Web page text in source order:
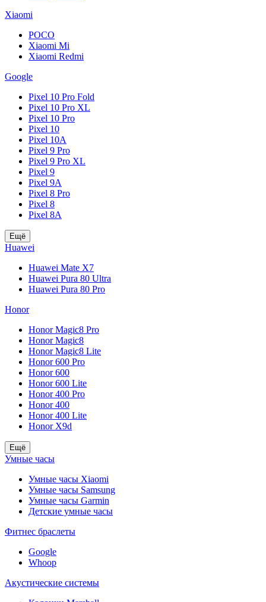
Xiaomi
POCO
Xiaomi Mi
Xiaomi Redmi
Google
Pixel 10 Pro Fold
Pixel 10 Pro XL
Pixel 10 Pro
Pixel 10
Pixel 10A
Pixel 9 Pro
Pixel 9 Pro XL
Pixel 9
Pixel 9A
Pixel 8 Pro
Pixel 8
Pixel 8A
Ещё
Huawei
Huawei Mate X7
Huawei Pura 80 Ultra
Huawei Pura 80 Pro
Honor
Honor Magic8 Pro
Honor Magic8
Honor Magic8 Lite
Honor 600 Pro
Honor 600
Honor 600 Lite
Honor 400 Pro
Honor 400
Honor 400 Lite
Honor X9d
Ещё
Умные часы
Умные часы Xiaomi
Умные часы Samsung
Умные часы Garmin
Детские умные часы
Фитнес браслеты
Google
Whoop
Акустические системы